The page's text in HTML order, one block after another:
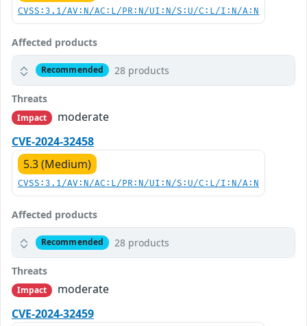
CVSS:3.1/AV:N/AC:L/PR:N/UI:N/S:U/C:L/I:N/A:N
Affected products
Recommended 28 products
Threats
Impact
moderate
CVE-2024-32458
5.3 (Medium)
CVSS:3.1/AV:N/AC:L/PR:N/UI:N/S:U/C:L/I:N/A:N
Affected products
Recommended 28 products
Threats
Impact
moderate
CVE-2024-32459